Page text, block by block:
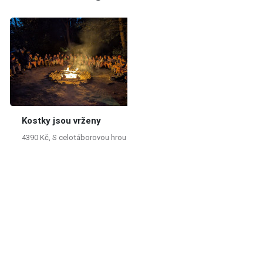
Kostky jsou vrženy
4390 Kč, S celotáborovou hrou